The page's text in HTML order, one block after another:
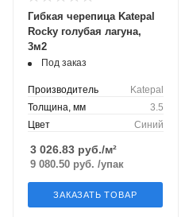
Гибкая черепица Katepal
Rocky голубая лагуна,
3м2
Под заказ
Производитель
Katepal
Толщина, мм
3.5
Цвет
Синий
3 026.83 руб./м²
9 080.50 руб. /упак
ЗАКАЗАТЬ ТОВАР